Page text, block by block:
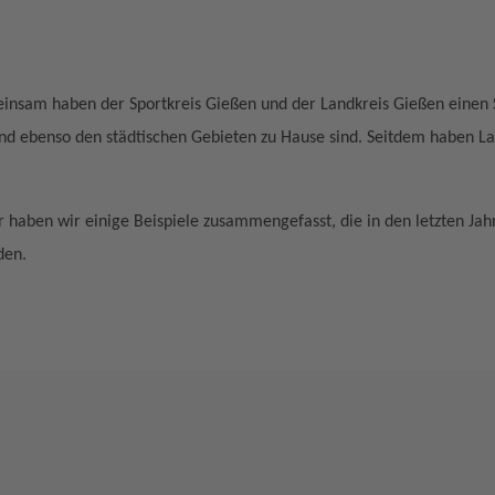
haben der Sportkreis Gießen und der Landkreis Gießen
den städtischen Gebieten zu Hause sind. Seitdem haben
wir einige Beispiele zusammengefasst, die in den letzten